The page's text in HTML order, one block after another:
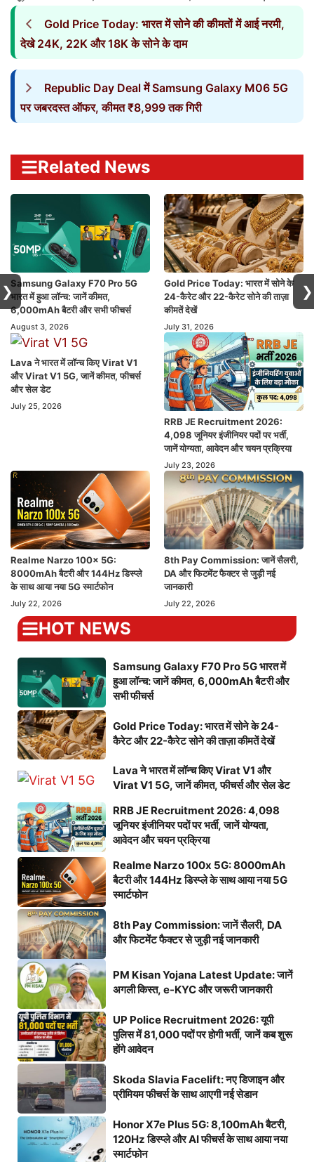
Gold Price Today: भारत में सोने की कीमतों में आई नरमी,
देखे 24K, 22K और 18K के सोने के दाम
Republic Day Deal में Samsung Galaxy M06 5G
पर जबरदस्त ऑफर, कीमत ₹8,999 तक गिरी
Related News
Samsung Galaxy F70 Pro 5G
भारत में हुआ लॉन्च: जानें कीमत,
6,000mAh बैटरी और सभी फीचर्स
August 3, 2026
Gold Price Today: भारत में सोने के
24-कैरेट और 22-कैरेट सोने की ताज़ा
कीमतें देखें
July 31, 2026
Lava ने भारत में लॉन्च किए Virat V1
और Virat V1 5G, जानें कीमत, फीचर्स
और सेल डेट
July 25, 2026
RRB JE Recruitment 2026:
4,098 जूनियर इंजीनियर पदों पर भर्ती,
जानें योग्यता, आवेदन और चयन प्रक्रिया
July 23, 2026
Realme Narzo 100x 5G:
8000mAh बैटरी और 144Hz डिस्प्ले
के साथ आया नया 5G स्मार्टफोन
July 22, 2026
8th Pay Commission: जानें सैलरी,
DA और फिटमेंट फैक्टर से जुड़ी नई
जानकारी
July 22, 2026
HOT NEWS
Samsung Galaxy F70 Pro 5G भारत में
हुआ लॉन्च: जानें कीमत, 6,000mAh बैटरी और
सभी फीचर्स
Gold Price Today: भारत में सोने के 24-
कैरेट और 22-कैरेट सोने की ताज़ा कीमतें देखें
Lava ने भारत में लॉन्च किए Virat V1 और
Virat V1 5G, जानें कीमत, फीचर्स और सेल डेट
RRB JE Recruitment 2026: 4,098
जूनियर इंजीनियर पदों पर भर्ती, जानें योग्यता,
आवेदन और चयन प्रक्रिया
Realme Narzo 100x 5G: 8000mAh
बैटरी और 144Hz डिस्प्ले के साथ आया नया 5G
स्मार्टफोन
8th Pay Commission: जानें सैलरी, DA
और फिटमेंट फैक्टर से जुड़ी नई जानकारी
PM Kisan Yojana Latest Update: जानें
अगली किस्त, e-KYC और जरूरी जानकारी
UP Police Recruitment 2026: यूपी
पुलिस में 81,000 पदों पर होगी भर्ती, जानें कब शुरू
होंगे आवेदन
Skoda Slavia Facelift: नए डिजाइन और
प्रीमियम फीचर्स के साथ आएगी नई सेडान
Honor X7e Plus 5G: 8,100mAh बैटरी,
120Hz डिस्प्ले और AI फीचर्स के साथ आया नया
स्मार्टफोन
❯ ❯